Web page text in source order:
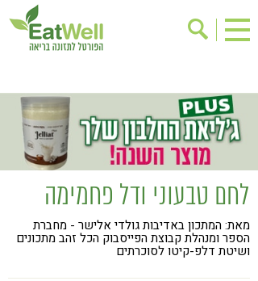
בישול בריא
אינדקס עסקים
ריפוי ומניעת מחלות
בריאות האישה
תוספי תזונה
מתכוני בריאות
אירועים
שינוי תזונתי
גישות בתזונה
דיאטה
לחם טבעוני ודל פחמימה
מאת: המתכון באדיבות גולדי אלישר - מחברת
הספר ומנהלת קבוצת הפייסבוק הכל זהב מתכונים
ושיטת דלפ-קיטו לסוכרתים